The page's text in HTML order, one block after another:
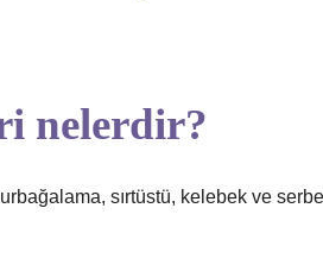
nelerdir?
sırtüstü, kelebek ve